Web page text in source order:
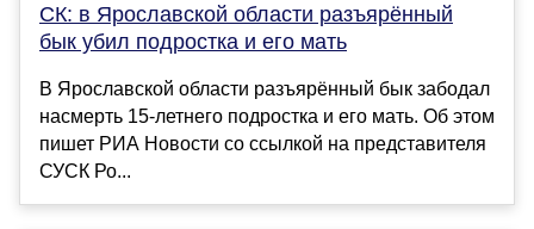
СК: в Ярославской области разъярённый
бык убил подростка и его мать
В Ярославской области разъярённый бык забодал
насмерть 15-летнего подростка и его мать. Об этом
пишет РИА Новости со ссылкой на представителя
СУСК Ро...